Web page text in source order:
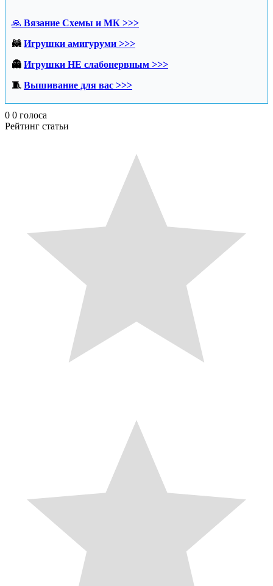
🙏 Вязание Схемы и МК >>>
🦝 Игрушки амигуруми >>>
👻 Игрушки НЕ слабонервным >>>
🧵 Вышивание для вас >>>
0 0 голоса
Рейтинг статьи